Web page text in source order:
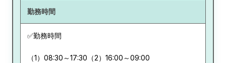
勤務時間
✅勤務時間
（1）08:30～17:30（2）16:00～09:00